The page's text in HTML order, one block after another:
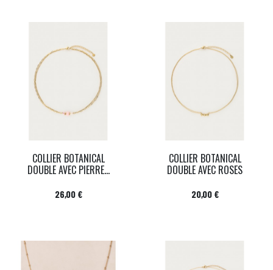
COLLIER BOTANICAL
DOUBLE AVEC PIERRE...
Prix
26,00 €
COLLIER BOTANICAL
DOUBLE AVEC ROSES
Prix
20,00 €